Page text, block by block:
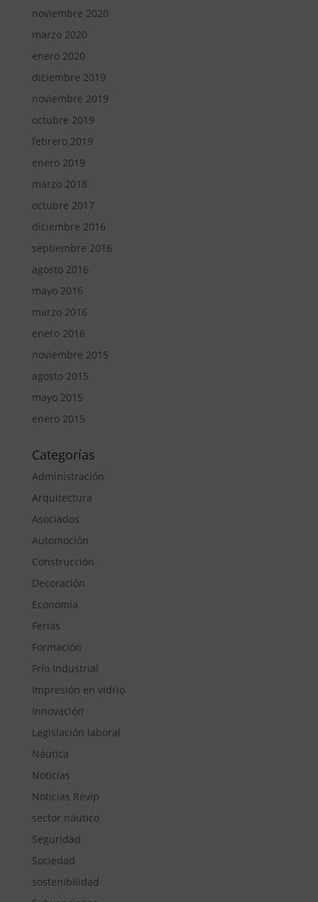
noviembre 2020
marzo 2020
enero 2020
diciembre 2019
noviembre 2019
octubre 2019
febrero 2019
enero 2019
marzo 2018
octubre 2017
diciembre 2016
septiembre 2016
agosto 2016
mayo 2016
marzo 2016
enero 2016
noviembre 2015
agosto 2015
mayo 2015
enero 2015
Categorías
Administración
Arquitectura
Asociados
Automoción
Construcción
Decoración
Economía
Ferias
Formación
Frío Industrial
Impresión en vidrio
Innovación
Legislación laboral
Náutica
Noticias
Noticias Revip
sector náutico
Seguridad
Sociedad
sostenibilidad